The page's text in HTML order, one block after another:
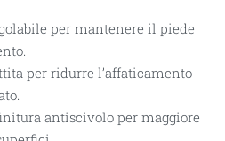
per mantenere il piede
per ridurre l’affaticamento
antiscivolo per maggiore